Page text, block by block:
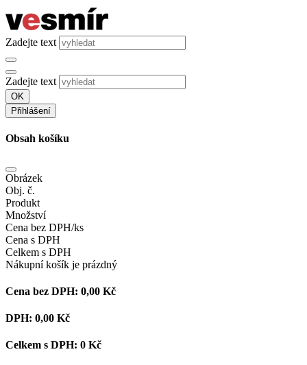
Zadejte text
Zadejte text
OK
Přihlášení
Obsah košíku
Obrázek
Obj. č.
Produkt
Množství
Cena bez DPH/ks
Cena s DPH
Celkem s DPH
Nákupní košík je prázdný
Cena bez DPH: 0,00 Kč
DPH: 0,00 Kč
Celkem s DPH: 0 Kč